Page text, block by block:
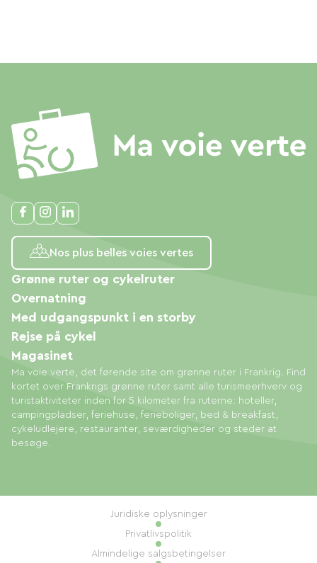
Nos plus belles voies vertes
Ma voie verte, det førende site om grønne ruter i Frankrig. Find
kortet over Frankrigs grønne ruter samt alle turismeerhverv og
turistaktiviteter inden for 5 kilometer fra ruterne: hoteller,
campingpladser, feriehuse, ferieboliger, bed & breakfast,
cykeludlejere, restauranter, seværdigheder og steder at
besøge.
Grønne ruter og cykelruter
Overnatning
Med udgangspunkt i en storby
Rejse på cykel
Magasinet
Juridiske oplysninger
Privatlivspolitik
Almindelige salgsbetingelser